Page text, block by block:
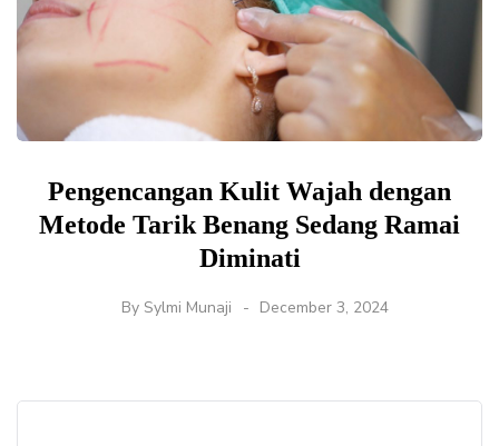
Pengencangan Kulit Wajah dengan
Metode Tarik Benang Sedang Ramai
Diminati
By Sylmi Munaji December 3, 2024